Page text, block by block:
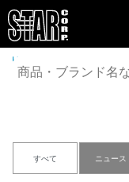
Home
すべて ニュース